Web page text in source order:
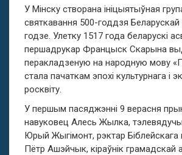
У Мінску створана ініцыятыўная
святкавання 500-годдзя Беларускай
годзе. Улетку 1517 года беларускі
першадрукар Францыск Скарына
перакладзеную на народную мову
стала пачаткам эпохі культурнага і
росквіту.
У першым пасяджэнні 9 верасня
навуковец Алесь Жылка, тэлевядучы
Юрый Жыгімонт, рэктар
Пётр Ашэйчык, кіраўнік грамадскай